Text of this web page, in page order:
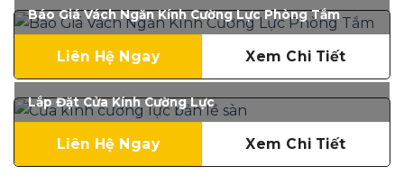
Báo Giá Vách Ngăn Kính Cường Lực Phòng Tắm
Liên Hệ Ngay Xem Chi Tiết
Lắp Đặt Cửa Kính Cường Lực
Liên Hệ Ngay Xem Chi Tiết